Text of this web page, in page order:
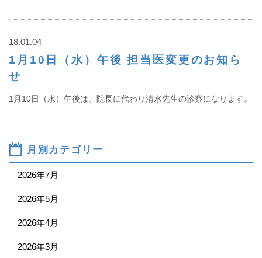
18.01.04
1月10日（水）午後 担当医変更のお知ら
せ
1月10日（水）午後は、院長に代わり清水先生の診察になります。
月別カテゴリー
2026年7月
2026年5月
2026年4月
2026年3月